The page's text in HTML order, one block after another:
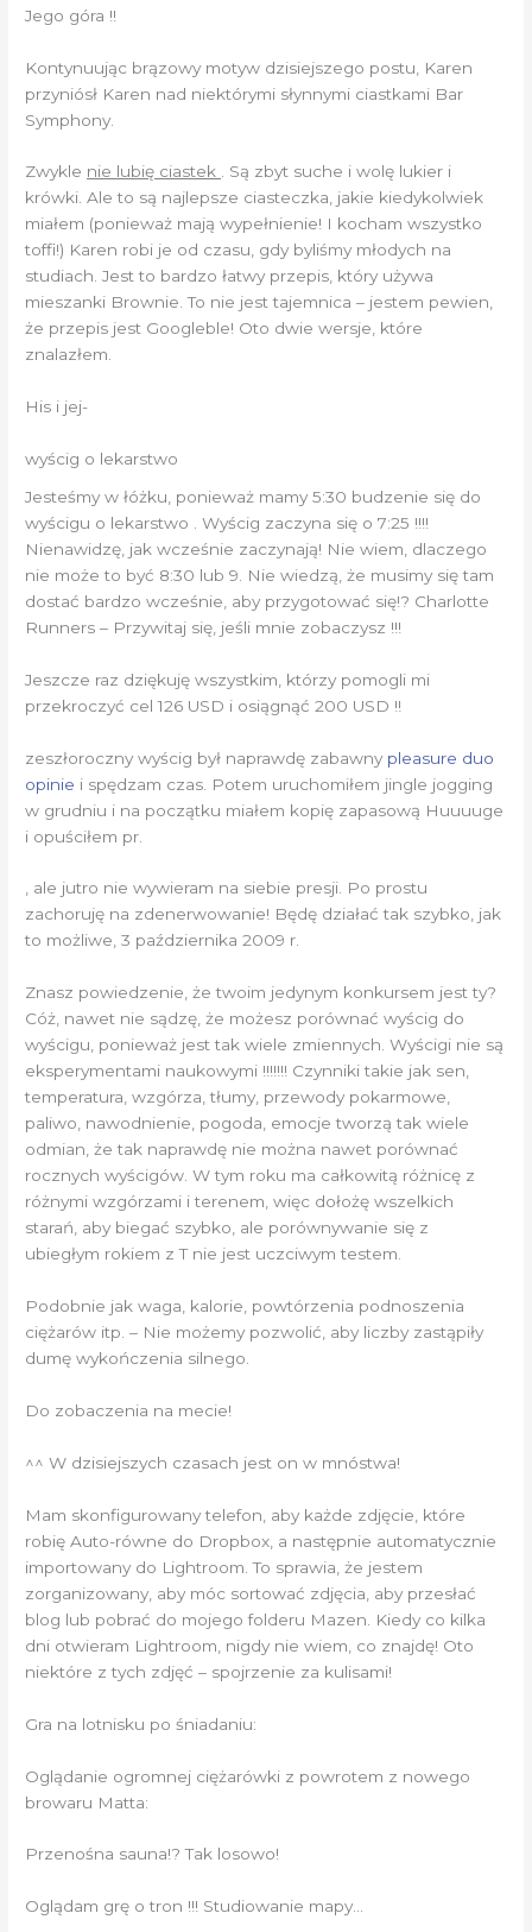
Jego góra !!
Kontynuując brązowy motyw dzisiejszego postu, Karen
przyniósł Karen nad niektórymi słynnymi ciastkami Bar
Symphony.
Zwykle nie lubię ciastek . Są zbyt suche i wolę lukier i
krówki. Ale to są najlepsze ciasteczka, jakie kiedykolwiek
miałem (ponieważ mają wypełnienie! I kocham wszystko
toffi!) Karen robi je od czasu, gdy byliśmy młodych na
studiach. Jest to bardzo łatwy przepis, który używa
mieszanki Brownie. To nie jest tajemnica – jestem pewien,
że przepis jest Googleble! Oto dwie wersje, które
znalazłem.
His i jej-
wyścig o lekarstwo
Jesteśmy w łóżku, ponieważ mamy 5:30 budzenie się do
wyścigu o lekarstwo . Wyścig zaczyna się o 7:25 !!!!
Nienawidzę, jak wcześnie zaczynają! Nie wiem, dlaczego
nie może to być 8:30 lub 9. Nie wiedzą, że musimy się tam
dostać bardzo wcześnie, aby przygotować się!? Charlotte
Runners – Przywitaj się, jeśli mnie zobaczysz !!!
Jeszcze raz dziękuję wszystkim, którzy pomogli mi
przekroczyć cel 126 USD i osiągnąć 200 USD !!
zeszłoroczny wyścig był naprawdę zabawny pleasure duo
opinie i spędzam czas. Potem uruchomiłem jingle jogging
w grudniu i na początku miałem kopię zapasową Huuuuge
i opuściłem pr.
, ale jutro nie wywieram na siebie presji. Po prostu
zachoruję na zdenerwowanie! Będę działać tak szybko, jak
to możliwe, 3 października 2009 r.
Znasz powiedzenie, że twoim jedynym konkursem jest ty?
Cóż, nawet nie sądzę, że możesz porównać wyścig do
wyścigu, ponieważ jest tak wiele zmiennych. Wyścigi nie są
eksperymentami naukowymi !!!!!!! Czynniki takie jak sen,
temperatura, wzgórza, tłumy, przewody pokarmowe,
paliwo, nawodnienie, pogoda, emocje tworzą tak wiele
odmian, że tak naprawdę nie można nawet porównać
rocznych wyścigów. W tym roku ma całkowitą różnicę z
różnymi wzgórzami i terenem, więc dołożę wszelkich
starań, aby biegać szybko, ale porównywanie się z
ubiegłym rokiem z T nie jest uczciwym testem.
Podobnie jak waga, kalorie, powtórzenia podnoszenia
ciężarów itp. – Nie możemy pozwolić, aby liczby zastąpiły
dumę wykończenia silnego.
Do zobaczenia na mecie!
^^ W dzisiejszych czasach jest on w mnóstwa!
Mam skonfigurowany telefon, aby każde zdjęcie, które
robię Auto-równe do Dropbox, a następnie automatycznie
importowany do Lightroom. To sprawia, że ​​jestem
zorganizowany, aby móc sortować zdjęcia, aby przesłać
blog lub pobrać do mojego folderu Mazen. Kiedy co kilka
dni otwieram Lightroom, nigdy nie wiem, co znajdę! Oto
niektóre z tych zdjęć – spojrzenie za kulisami!
Gra na lotnisku po śniadaniu:
Oglądanie ogromnej ciężarówki z powrotem z nowego
browaru Matta:
Przenośna sauna!? Tak losowo!
Oglądam grę o tron ​​!!! Studiowanie mapy…